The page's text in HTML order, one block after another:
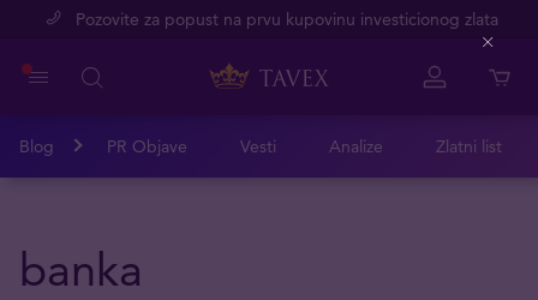
Pozovite za popust na prvu kupovinu investicionog zlata
Blog PR Objave Vesti Analize Zlatni list
banka
Close